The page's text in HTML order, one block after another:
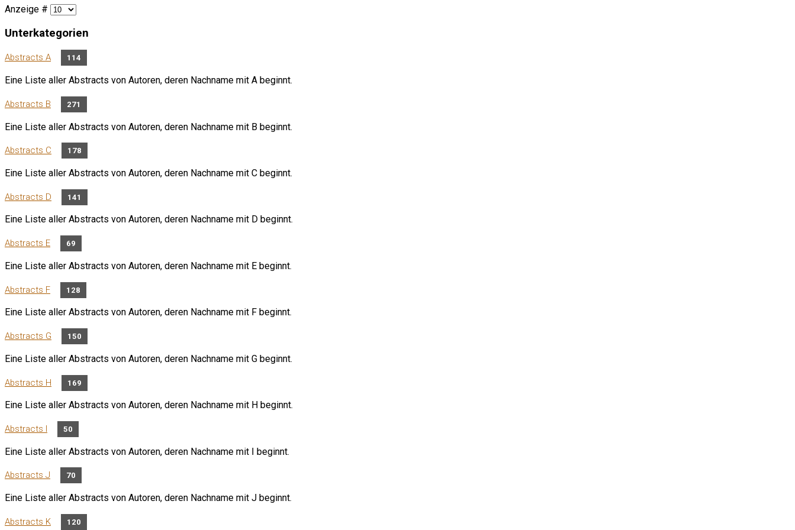
Anzeige #
Unterkategorien
Abstracts A 114
Eine Liste aller Abstracts von Autoren, deren Nachname mit A beginnt.
Abstracts B 271
Eine Liste aller Abstracts von Autoren, deren Nachname mit B beginnt.
Abstracts C 178
Eine Liste aller Abstracts von Autoren, deren Nachname mit C beginnt.
Abstracts D 141
Eine Liste aller Abstracts von Autoren, deren Nachname mit D beginnt.
Abstracts E 69
Eine Liste aller Abstracts von Autoren, deren Nachname mit E beginnt.
Abstracts F 128
Eine Liste aller Abstracts von Autoren, deren Nachname mit F beginnt.
Abstracts G 150
Eine Liste aller Abstracts von Autoren, deren Nachname mit G beginnt.
Abstracts H 169
Eine Liste aller Abstracts von Autoren, deren Nachname mit H beginnt.
Abstracts I 50
Eine Liste aller Abstracts von Autoren, deren Nachname mit I beginnt.
Abstracts J 70
Eine Liste aller Abstracts von Autoren, deren Nachname mit J beginnt.
Abstracts K 120